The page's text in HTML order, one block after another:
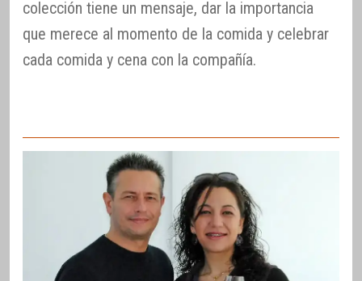
colección tiene un mensaje, dar la importancia
que merece al momento de la comida y celebrar
cada comida y cena con la compañía.